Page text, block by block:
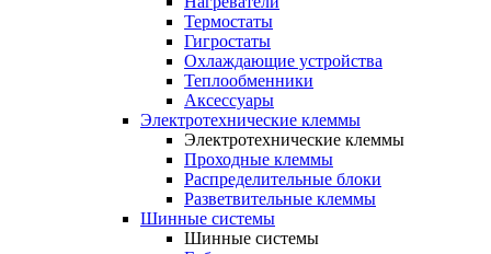
Термостаты
Гигростаты
Охлаждающие устройства
Теплообменники
Аксессуары
Электротехнические клеммы
Электротехнические клеммы
Проходные клеммы
Распределительные блоки
Разветвительные клеммы
Шинные системы
Шинные системы